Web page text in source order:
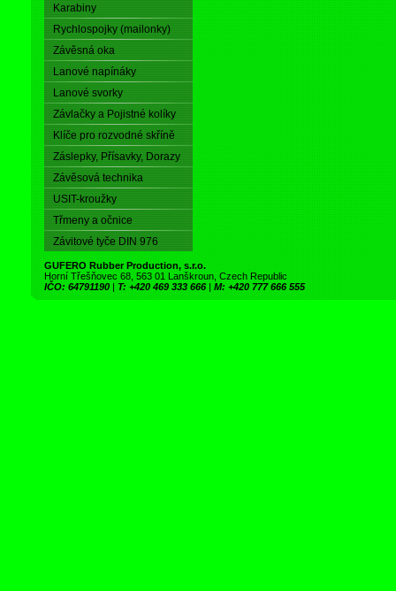
Karabiny
Rychlospojky (mailonky)
Závěsná oka
Lanové napínáky
Lanové svorky
Závlačky a Pojistné kolíky
Klíče pro rozvodné skříně
Záslepky, Přísavky, Dorazy
Závěsová technika
USIT-kroužky
Třmeny a očnice
Závitové tyče DIN 976
GUFERO Rubber Production, s.r.o.
Horní Třešňovec 68, 563 01 Lanškroun, Czech Republic
IČO: 64791190 | T: +420 469 333 666 | M: +420 777 666 555